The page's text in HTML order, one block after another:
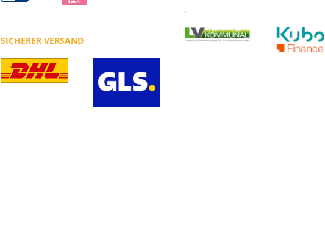
SICHERER VERSAND
.